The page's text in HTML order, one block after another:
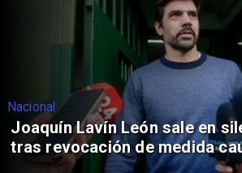
Nacional
Joaquín Lavín León sale en
tras revocación de medida